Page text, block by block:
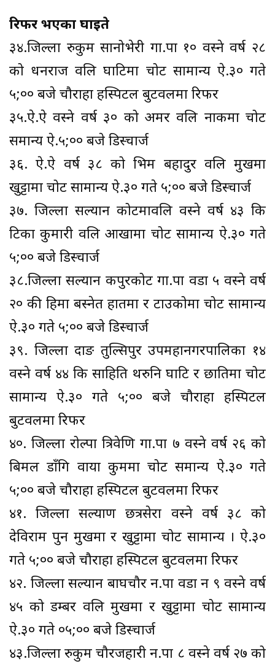
रिफर भएका घाइते
३४.जिल्ला रुकुम सानोभेरी गा.पा १० वस्ने वर्ष २८
को धनराज वलि घाटिमा चोट सामान्य ऐ.३० गते
५;०० बजे चौराहा हस्पिटल बुटवलमा रिफर
३५.ऐ.ऐ वस्ने वर्ष ३० को अमर वलि नाकमा चोट
समान्य ऐ.५;०० बजे डिस्चार्ज
३६. ऐ.ऐ वर्ष ३८ को भिम बहादुर वलि मुखमा
खुट्टामा चोट सामान्य ऐ.३० गते ५;०० बजे डिस्चार्ज
३७. जिल्ला सल्यान कोटमावलि वस्ने वर्ष ४३ कि
टिका कुमारी वलि आखामा चोट सामान्य ऐ.३० गते
५;०० बजे डिस्चार्ज
३८.जिल्ला सल्यान कपुरकोट गा.पा वडा ५ वस्ने वर्ष
२० की हिमा बस्नेत हातमा र टाउकोमा चोट सामान्य
ऐ.३० गते ५;०० बजे डिस्चार्ज
३९. जिल्ला दाङ तुल्सिपुर उपमहानगरपालिका १४
वस्ने वर्ष ४४ कि साहिति थरुनि घाटि र छातिमा चोट
सामान्य ऐ.३० गते ५;०० बजे चौराहा हस्पिटल
बुटवलमा रिफर
४०. जिल्ला रोल्पा त्रिवेणि गा.पा ७ वस्ने वर्ष २६ को
बिमल डाँगि वाया कुममा चोट समान्य ऐ.३० गते
५;०० बजे चौराहा हस्पिटल बुटवलमा रिफर
४१. जिल्ला सल्याण छत्रसेरा वस्ने वर्ष ३८ को
देविराम पुन मुखमा र खुट्टामा चोट सामान्य । ऐ.३०
गते ५;०० बजे चौराहा हस्पिटल बुटवलमा रिफर
४२. जिल्ला सल्यान बाघचौर न.पा वडा न ९ वस्ने वर्ष
४५ को डम्बर वलि मुखमा र खुट्टामा चोट सामान्य
ऐ.३० गते ०५;०० बजे डिस्चार्ज
४३.जिल्ला रुकुम चौरजहारी न.पा ८ वस्ने वर्ष २७ को